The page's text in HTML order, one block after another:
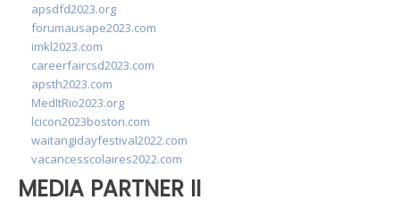
apsdfd2023.org
forumausape2023.com
imkl2023.com
careerfaircsd2023.com
apsth2023.com
MedItRio2023.org
lcicon2023boston.com
waitangidayfestival2022.com
vacancesscolaires2022.com
MEDIA PARTNER II